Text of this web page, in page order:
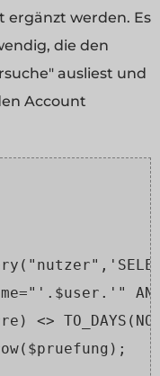
ergänzt werden. Es
die den
ausliest und
Account